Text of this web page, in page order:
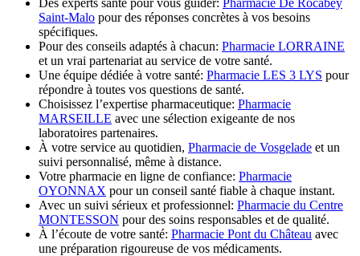
Saint-Malo pour des réponses concrètes à vos besoins
spécifiques.
Pour des conseils adaptés à chacun: Pharmacie LORRAINE
et un vrai partenariat au service de votre santé.
Une équipe dédiée à votre santé: Pharmacie LES 3 LYS pour
répondre à toutes vos questions de santé.
Choisissez l’expertise pharmaceutique: Pharmacie
MARSEILLE avec une sélection exigeante de nos
laboratoires partenaires.
À votre service au quotidien, Pharmacie de Vosgelade et un
suivi personnalisé, même à distance.
Votre pharmacie en ligne de confiance: Pharmacie
OYONNAX pour un conseil santé fiable à chaque instant.
Avec un suivi sérieux et professionnel: Pharmacie du Centre
MONTESSON pour des soins responsables et de qualité.
À l’écoute de votre santé: Pharmacie Pont du Château avec
une préparation rigoureuse de vos médicaments.